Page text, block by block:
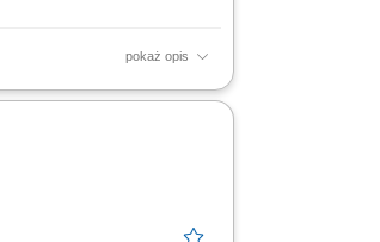
pokaż opis
i budowanie